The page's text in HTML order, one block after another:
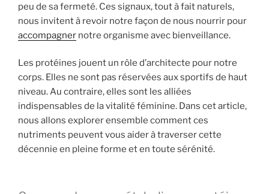
peu de sa fermeté. Ces signaux, tout à fait naturels,
nous invitent à revoir notre façon de nous nourrir pour
accompagner notre organisme avec bienveillance.
Les protéines jouent un rôle d’architecte pour notre
corps. Elles ne sont pas réservées aux sportifs de haut
niveau. Au contraire, elles sont les alliées
indispensables de la vitalité féminine. Dans cet article,
nous allons explorer ensemble comment ces
nutriments peuvent vous aider à traverser cette
décennie en pleine forme et en toute sérénité.